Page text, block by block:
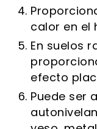
calor en el
En suelos
efecto
Puede ser